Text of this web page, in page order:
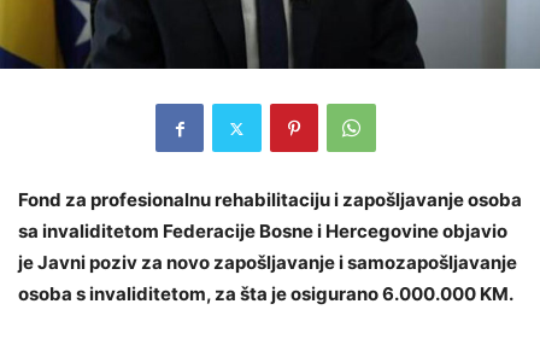
Fond za profesionalnu rehabilitaciju i zapošljavanje osoba
sa invaliditetom Federacije Bosne i Hercegovine objavio
je Javni poziv za novo zapošljavanje i samozapošljavanje
osoba s invaliditetom, za šta je osigurano 6.000.000 KM.